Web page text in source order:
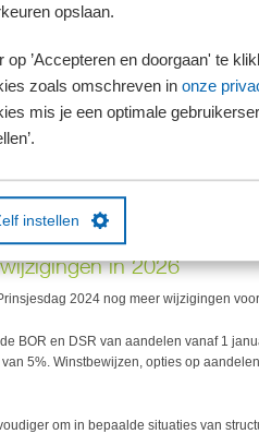
opslaan.
op ’Accepteren en doorgaan' te
zoals omschreven in onze
mis je een optimale
instellen
ter beschikking gesteld (waaronder
en komt daardoor niet meer
2023 in de wet opgenomen, maar is dus
vanaf 2025
het kabinet voorgesteld om vanaf 1
voor verkrijgingen die zich voordoen
2025 een voortzettingstermijn van
in 2026
2024 nog meer wijzigingen
BOR en DSR van aandelen vanaf 1
5%. Winstbewijzen, opties op
om in bepaalde situaties van